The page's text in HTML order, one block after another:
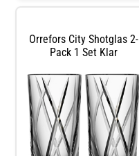
Orrefors City Shotglas 2-
Pack 1 Set Klar